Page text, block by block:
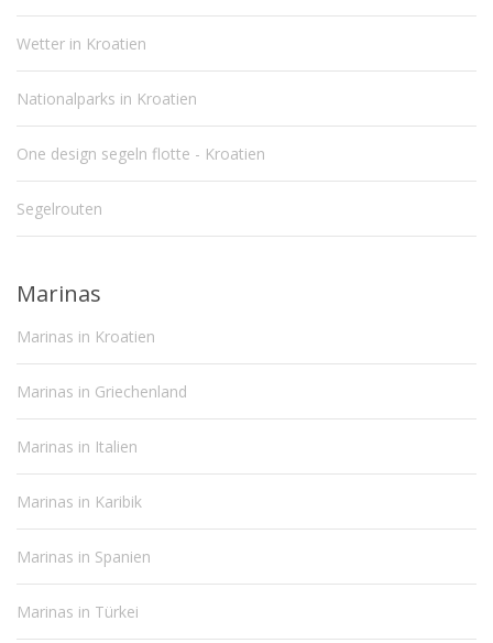
Wetter in Kroatien
Nationalparks in Kroatien
One design segeln flotte - Kroatien
Segelrouten
Marinas
Marinas in Kroatien
Marinas in Griechenland
Marinas in Italien
Marinas in Karibik
Marinas in Spanien
Marinas in Türkei